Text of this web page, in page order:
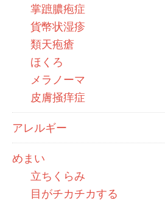
掌蹠膿疱症
貨幣状湿疹
類天疱瘡
ほくろ
メラノーマ
皮膚掻痒症
アレルギー
めまい
立ちくらみ
目がチカチカする